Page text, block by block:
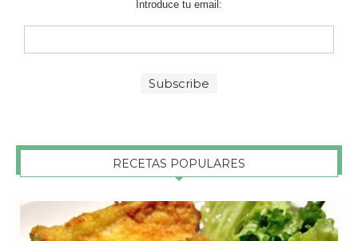
Introduce tu email:
RECETAS POPULARES